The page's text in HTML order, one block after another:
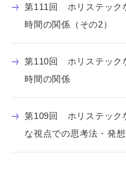
第111回 ホリステック
時間の関係（その2）
第110回 ホリステック
時間の関係
第109回 ホリステック
な視点での思考法・発